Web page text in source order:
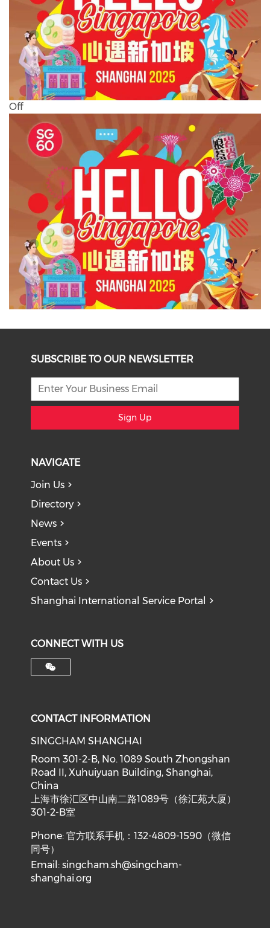
Off
SUBSCRIBE TO OUR NEWSLETTER
Sign Up
NAVIGATE
Join Us
Directory
News
Events
About Us
Contact Us
Shanghai International Service Portal
CONNECT WITH US
CONTACT INFORMATION
SINGCHAM SHANGHAI
Room 301-2-B, No. 1089 South Zhongshan
Road II, Xuhuiyuan Building, Shanghai,
China
上海市徐汇区中山南二路1089号（徐汇苑大厦）
301-2-B室
Phone: 官方联系手机：132-4809-1590（微信
同号）
Email:singcham.sh@singcham-
shanghai.org